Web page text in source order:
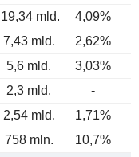
19,34 mld.
4,09%
7,43 mld. 2,62%
5,6 mld. 3,03%
2,3 mld. -
2,54 mld. 1,71%
758 mln. 10,7%